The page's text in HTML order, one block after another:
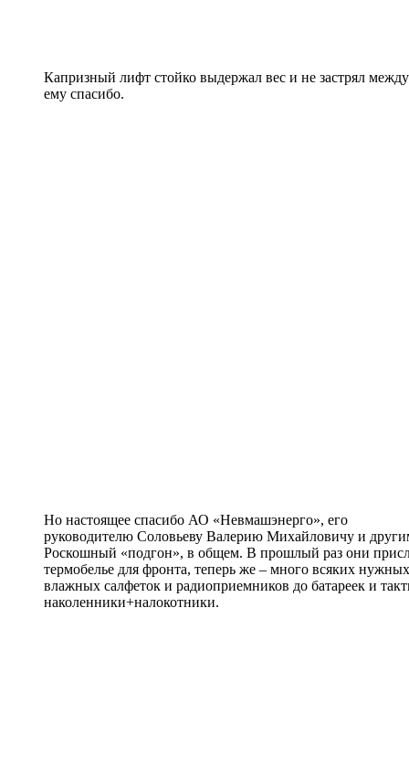
Капризный лифт стойко выдержал вес и не застрял
ему спасибо.
Но настоящее спасибо АО «Невмашэнерго», его
руководителю Соловьеву Валерию Михайловичу и
Роскошный «подгон», в общем. В прошлый раз они
термобелье для фронта, теперь же – много всяких
влажных салфеток и радиоприемников до батареек и
наколенники+налокотники.